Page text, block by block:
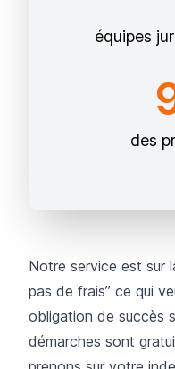
équipes
des
Notre service est sur
pas de frais” ce qui
obligation de succès
démarches sont